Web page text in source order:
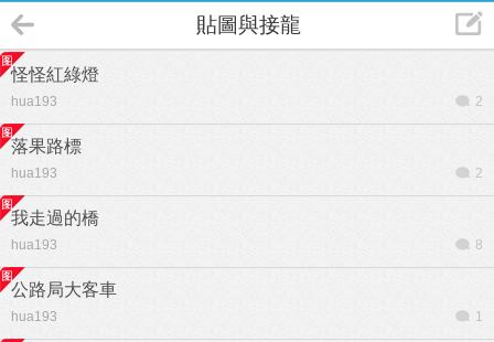
貼圖與接龍
怪怪紅綠燈
hua193 2
落果路標
hua193 2
我走過的橋
hua193 8
公路局大客車
hua193 1